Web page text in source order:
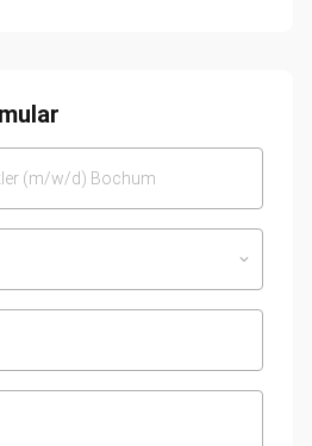
keyboard_arrow_down